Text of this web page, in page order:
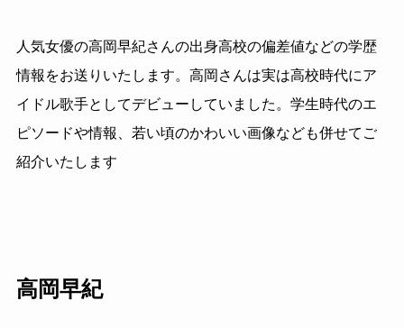
人気女優の高岡早紀さんの出身高校の偏差値などの学歴
情報をお送りいたします。高岡さんは実は高校時代にア
イドル歌手としてデビューしていました。学生時代のエ
ピソードや情報、若い頃のかわいい画像なども併せてご
紹介いたします
高岡早紀